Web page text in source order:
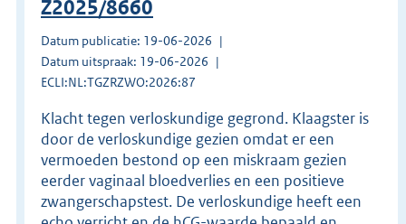
Z2025/8660
Datum publicatie: 19-06-2026
Datum uitspraak: 19-06-2026
ECLI:NL:TGZRZWO:2026:87
Klacht tegen verloskundige gegrond. Klaagster is
door de verloskundige gezien omdat er een
vermoeden bestond op een miskraam gezien
eerder vaginaal bloedverlies en een positieve
zwangerschapstest. De verloskundige heeft een